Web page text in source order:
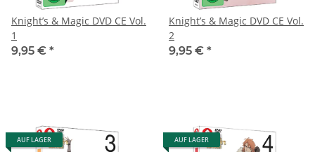
Knight’s & Magic DVD CE Vol.
1
9,95 € *
Knight’s & Magic DVD CE Vol.
2
9,95 € *
AUF LAGER AUF LAGER